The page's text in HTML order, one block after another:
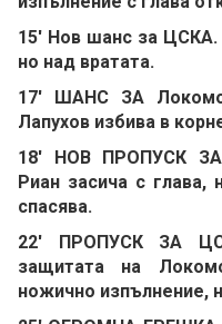
15' Нов шанс за ЦСКА.
но над вратата.
17' ШАНС ЗА
Лапухов избива в
18' НОВ ПРОПУСК ЗА
Риан засича с глава,
спасява.
22' ПРОПУСК ЗА
защитата на
ножично изпълнение,